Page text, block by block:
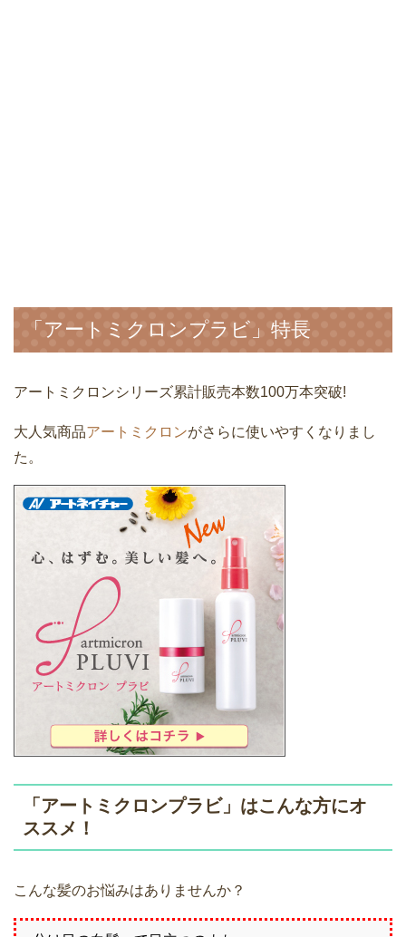
「アートミクロンプラビ」特長
アートミクロンシリーズ累計販売本数100万本突破!
大人気商品アートミクロンがさらに使いやすくなりまし
た。
「アートミクロンプラビ」はこんな方にオ
ススメ！
こんな髪のお悩みはありませんか？